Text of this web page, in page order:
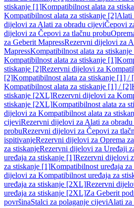
stiskanje [1]Kompatibilnost alata za
Kompatibilnost alata za stiskanje [2]Alati
dijelovi za Alati za obradu cijeviČepovi
dijelovi za Čepovi za tlačnu probu
za Geberit MapressRezervni dijelovi za
MapressKompatibilnost alata za
Kompatibilnost alata za stiskanje [1]
stiskanje [2]Rezervni dijelovi za
[2]Kompatibilnost alata za stiskanje [1] /
Kompatibilnost alata za stiskanje [1] / [2]
stiskanje [2XL]Rezervni dijelovi za
stiskanje [2XL]Kompatibilnost alata za
dijelovi za Kompatibilnost alata za
cijeviRezervni dijelovi za Alati za
probuRezervni dijelovi za Čepovi za
ispitivanjeRezervni dijelovi za Oprema
za stiskanjeRezervni dijelovi za Uređaji
uređaja za stiskanje [1]Rezervni dijelovi
za stiskanje [1]Kompatibilnost uređaja
dijelovi za Kompatibilnost uređaja za
uređaja za stiskanje [2XL]Rezervni
uređaja za stiskanje [2XL]Za Geberit
površinaStalci za polaganje cijeviAlati za